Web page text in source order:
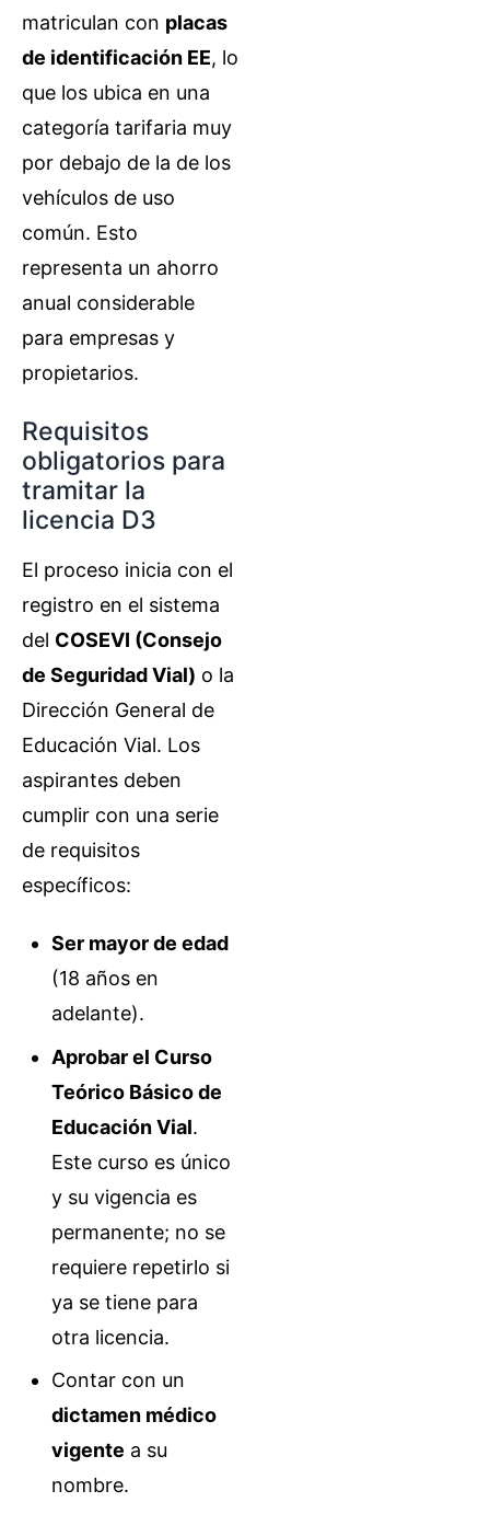
matriculan con placas
de identificación EE, lo
que los ubica en una
categoría tarifaria muy
por debajo de la de los
vehículos de uso
común. Esto
representa un ahorro
anual considerable
para empresas y
propietarios.
Requisitos
obligatorios para
tramitar la
licencia D3
El proceso inicia con el
registro en el sistema
del COSEVI (Consejo
de Seguridad Vial) o la
Dirección General de
Educación Vial. Los
aspirantes deben
cumplir con una serie
de requisitos
específicos:
Ser mayor de edad
(18 años en
adelante).
Aprobar el Curso
Teórico Básico de
Educación Vial.
Este curso es único
y su vigencia es
permanente; no se
requiere repetirlo si
ya se tiene para
otra licencia.
Contar con un
dictamen médico
vigente a su
nombre.